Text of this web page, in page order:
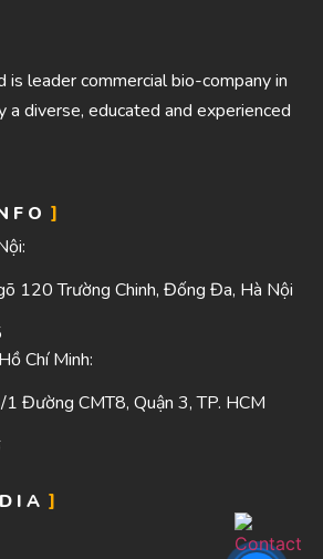
is leader commercial bio-company in
diverse, educated and experienced
120 Trường Chinh, Đống Đa, Hà Nội
Chí Minh:
Đường CMT8, Quận 3, TP. HCM